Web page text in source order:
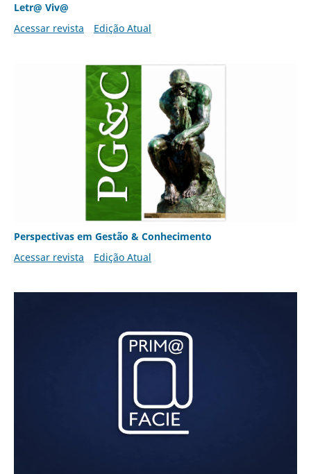
Letr@ Viv@
Acessar revista
Edição Atual
Perspectivas em Gestão & Conhecimento
Acessar revista
Edição Atual